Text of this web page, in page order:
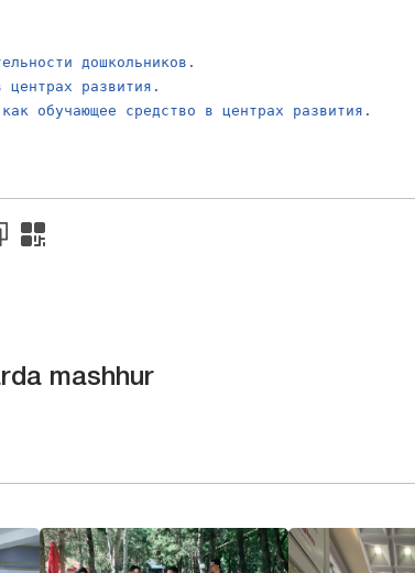
дошкольников.
центрах развития.
обучающее средство в центрах развития.
mashhur